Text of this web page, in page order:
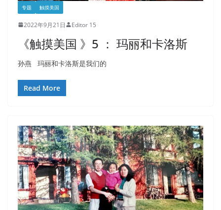
专题 触摸美国
2022年9月21日 Editor 15
《触摸美国 》5 ： 玛丽和卡洛斯
孙燕 玛丽和卡洛斯是我们的
Read More